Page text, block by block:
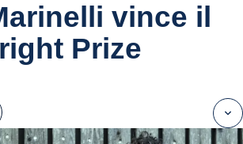
vince il
Prize